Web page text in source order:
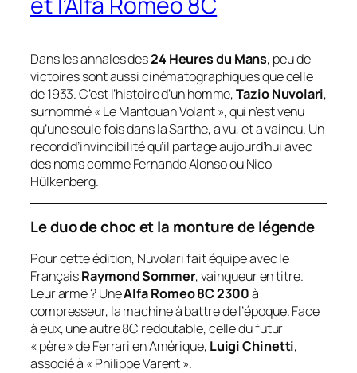
Dans les annales des24 Heures du Mans, peu de
victoires sont aussi cinématographiques que celle
de 1933. C’est l’histoire d’un homme,Tazio Nuvolari,
surnommé « Le Mantouan Volant », qui n’est venu
qu’une seule fois dans la Sarthe, a vu, et a vaincu. Un
record d’invincibilité qu’il partage aujourd’hui avec
des noms comme Fernando Alonso ou Nico
Hülkenberg.
Le duo de choc et la monture de légende
Pour cette édition, Nuvolari fait équipe avec le
FrançaisRaymond Sommer, vainqueur en titre.
Leur arme ? UneAlfa Romeo 8C 2300à
compresseur, la machine à battre de l’époque. Face
à eux, une autre 8C redoutable, celle du futur
« père » de Ferrari en Amérique, Luigi Chinetti,
associé à « Philippe Varent ».